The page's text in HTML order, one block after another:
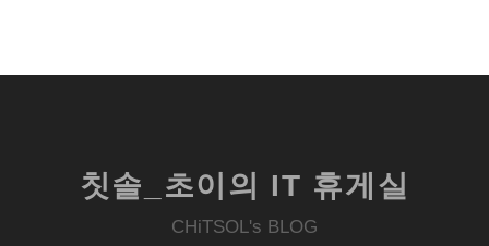
칫솔_초이의 IT 휴게실
CHiTSOL's BLOG